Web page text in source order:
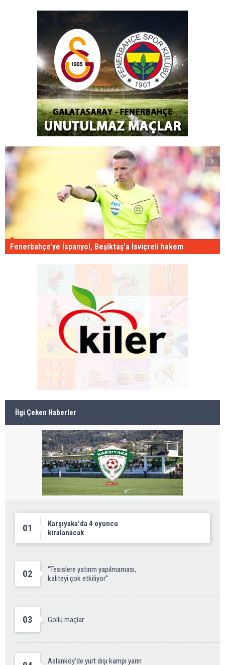
Fenerbahçe’ye İspanyol, Beşiktaş’a İsviçreli hakem
İlgi Çeken Haberler
01
Karşıyaka'da 4 oyuncu
kiralanacak
02
“Tesislere yatırım yapılmaması,
kaliteyi çok etkiliyor”
03 Gollü maçlar
Aslanköy'de yurt dışı kampı yarın